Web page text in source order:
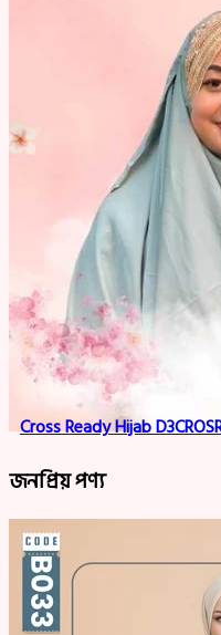
Cross Ready Hijab
জনপ্রিয় পণ্য